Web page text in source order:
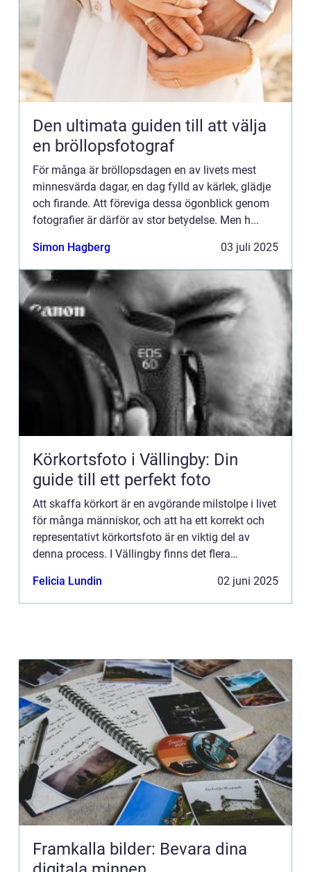
Den ultimata guiden till att välja
en bröllopsfotograf
För många är bröllopsdagen en av livets mest
minnesvärda dagar, en dag fylld av kärlek, glädje
och firande. Att föreviga dessa ögonblick genom
fotografier är därför av stor betydelse. Men h...
Simon Hagberg 03 juli 2025
Körkortsfoto i Vällingby: Din
guide till ett perfekt foto
Att skaffa körkort är en avgörande milstolpe i livet
för många människor, och att ha ett korrekt och
representativt körkortsfoto är en viktig del av
denna process. I Vällingby finns det flera
Felicia Lundin 02 juni 2025
Framkalla bilder: Bevara dina